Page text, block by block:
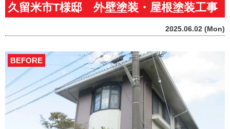
久留米市T様邸 外壁塗装・屋根塗装工事
2025.06.02 (Mon)
BEFORE